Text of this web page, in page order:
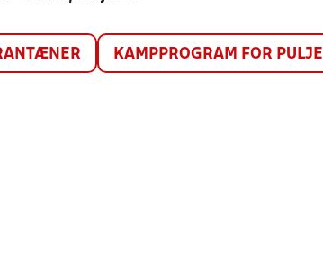
KAMPPROGRAM FOR PULJE